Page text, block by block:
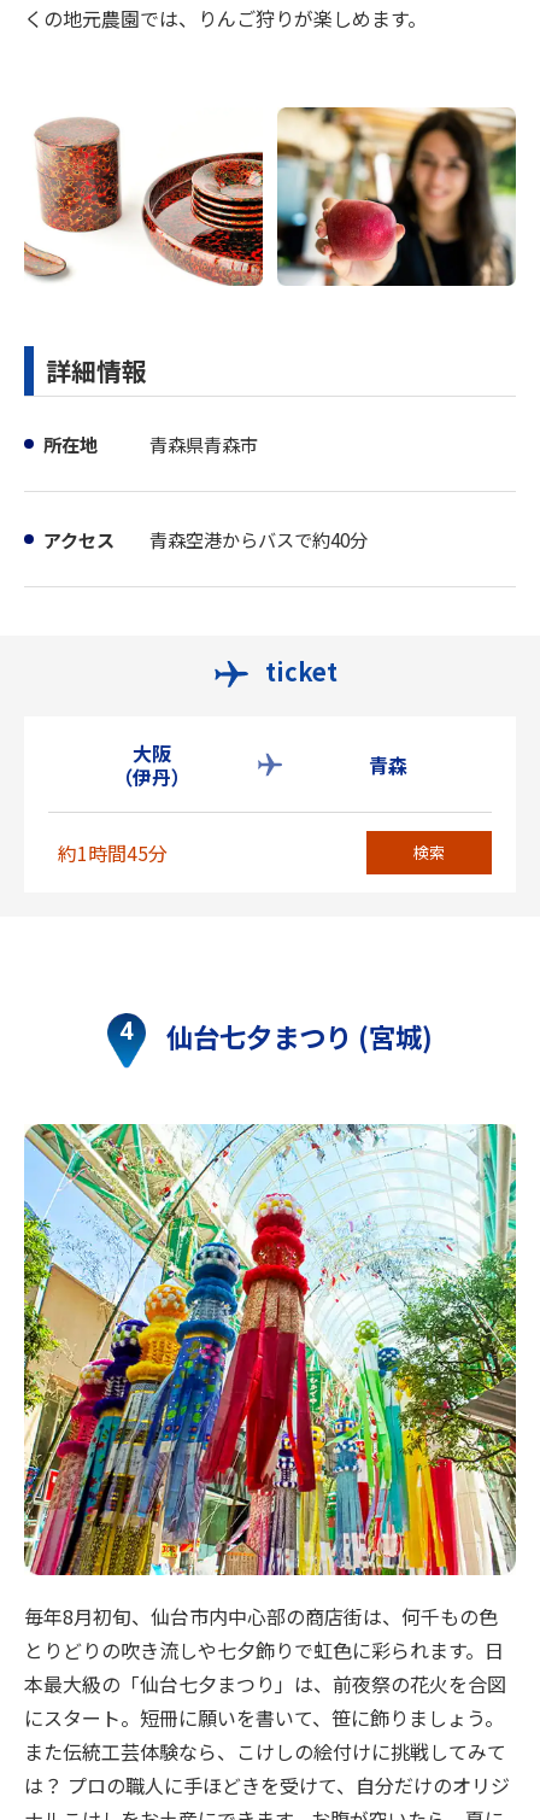
くの地元農園では、りんご狩りが楽しめます。
詳細情報
所在地 青森県青森市
アクセス 青森空港からバスで約40分
ticket
大阪
（伊丹）
青森
約1時間45分 検索
仙台七夕まつり (宮城)
毎年8月初旬、仙台市内中心部の商店街は、何千もの色
とりどりの吹き流しや七夕飾りで虹色に彩られます。日
本最大級の「仙台七夕まつり」は、前夜祭の花火を合図
にスタート。短冊に願いを書いて、笹に飾りましょう。
また伝統工芸体験なら、こけしの絵付けに挑戦してみて
は？ プロの職人に手ほどきを受けて、自分だけのオリジ